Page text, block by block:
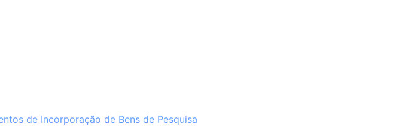
de Incorporação de Bens de Pesquisa